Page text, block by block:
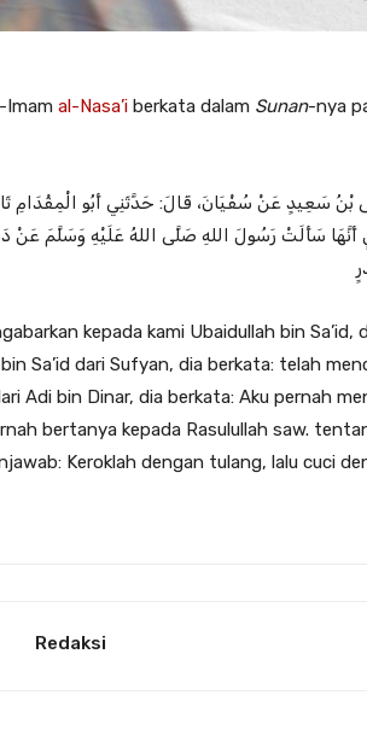
Imam al-Nasa’i berkata dalam Sunan-nya
بْنُ سَعِيدٍ عَنْ ‌سُفْيَانَ، قَالَ: حَدَّثَنِي ‌أَبُو
سَأَلَتْ رَسُولَ اللهِ صَلَّى اللهُ عَلَيْهِ وَسَلَّمَ
kepada kami Ubaidullah bin
Sa’id dari Sufyan, dia berkata: telah
Adi bin Dinar, dia berkata: Aku pernah
bertanya kepada Rasulullah saw.
Keroklah dengan tulang, lalu cuci
Redaksi